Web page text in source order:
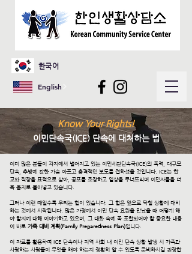
한국어
English
Know Your Rights!
이민단속국(ICE) 단속에 대처하는 법
이미 많은 분들이 각지에서 벌어지고 있는 이민세관단속국(ICE)의 폭력, 대규모
단속, 추방에 관한 가슴 아프고 충격적인 보도를 접하셨을 것입니다. ICE는 학
교와 직장을 표적으로 삼아, 공포를 조장하고 일상을 무너뜨리며 이민자들을 더
욱 음지로 몰아넣고 있습니다.
그러나 이런 때일수록 우리는 힘이 있습니다. 그 힘은 앞으로 닥칠 상황에 대비
하는 것에서 시작됩니다. 많은 가정에서 이민 단속 요원을 만났을 때 어떻게 해
야 할지에 대해 이야기하고 있으며, 그 대화 속에 꼭 포함되어야 할 중요한 내용
이 바로 가족 대비 계획(Family Preparedness Plan)입니다.
이 자료를 활용하여 ICE 단속이나 지역 사회 내 이민 단속 상황 발생 시 가족과
사랑하는 사람들이 무엇을 해야 하는지 정확히 알 수 있도록 준비하시길 권장합